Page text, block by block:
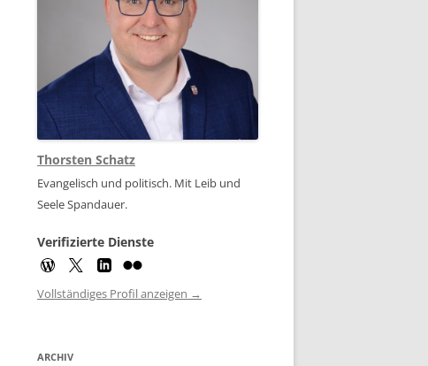
Thorsten Schatz
Evangelisch und politisch. Mit Leib und
Seele Spandauer.
Verifizierte Dienste
Vollständiges Profil anzeigen →
ARCHIV